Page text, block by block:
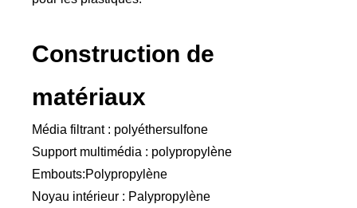
Construction de
matériaux
Média filtrant : polyéthersulfone
Support multimédia : polypropylène
Embouts:Polypropylène
Noyau intérieur : Palypropylène